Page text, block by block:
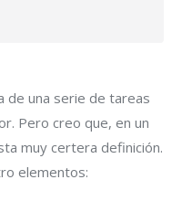
de una serie de tareas
Pero creo que, en un
muy certera definición.
elementos: